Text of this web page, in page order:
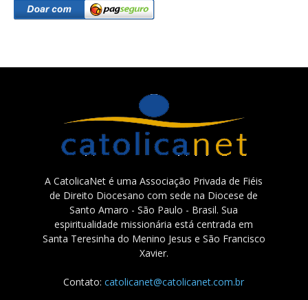
A CatolicaNet é uma Associação Privada de Fiéis
de Direito Diocesano com sede na Diocese de
Santo Amaro - São Paulo - Brasil. Sua
espiritualidade missionária está centrada em
Santa Teresinha do Menino Jesus e São Francisco
Xavier.
Contato:catolicanet@catolicanet.com.br